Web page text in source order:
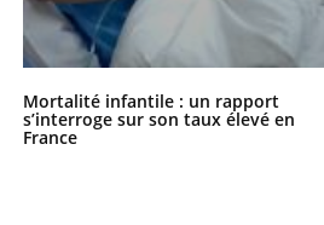
Mortalité infantile : un rapport
s’interroge sur son taux élevé en
France